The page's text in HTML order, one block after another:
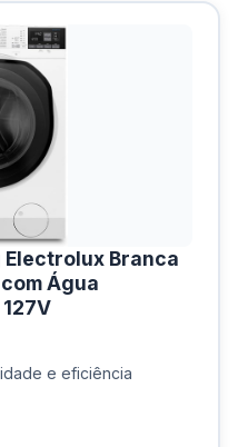
Electrolux Branca
Água
e eficiência